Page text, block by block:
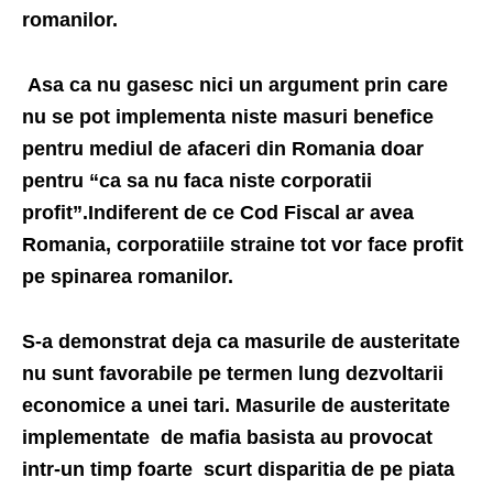
romanilor.
Asa ca nu gasesc nici un argument prin care
nu se pot implementa niste masuri benefice
pentru mediul de afaceri din Romania doar
pentru “ca sa nu faca niste corporatii
profit”.Indiferent de ce Cod Fiscal ar avea
Romania, corporatiile straine tot vor face profit
pe spinarea romanilor.
S-a demonstrat deja ca masurile de austeritate
nu sunt favorabile pe termen lung dezvoltarii
economice a unei tari. Masurile de austeritate
implementate de mafia basista au provocat
intr-un timp foarte scurt disparitia de pe piata